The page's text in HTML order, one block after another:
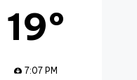
19º
7:07 PM